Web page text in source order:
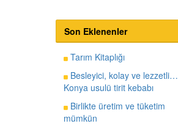
Son Eklenenler
Tarım Kitaplığı
Besleyici, kolay ve lezzetli…
Konya usulü tirit kebabı
Birlikte üretim ve tüketim
mümkün